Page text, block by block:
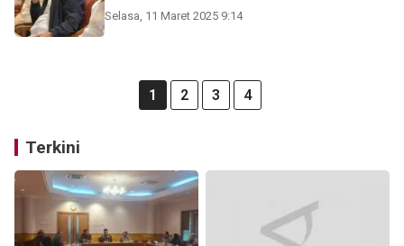
Selasa, 11 Maret 2025 9:14
1 2 3 4
Terkini